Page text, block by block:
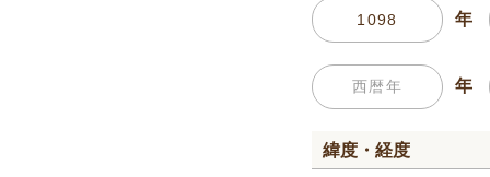
年
年
緯度・経度